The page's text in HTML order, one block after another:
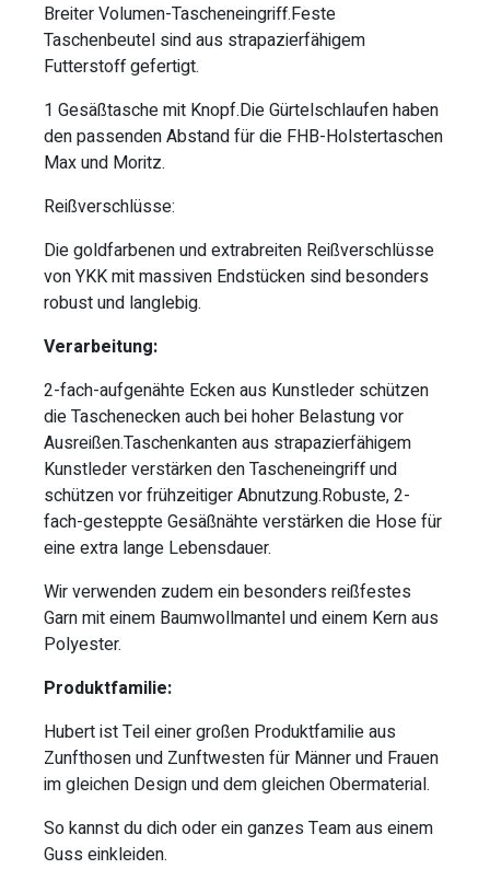
Breiter Volumen-Tascheneingriff.Feste
Taschenbeutel sind aus strapazierfähigem
Futterstoff gefertigt.
1 Gesäßtasche mit Knopf.Die Gürtelschlaufen haben
den passenden Abstand für die FHB-Holstertaschen
Max und Moritz.
Reißverschlüsse:
Die goldfarbenen und extrabreiten Reißverschlüsse
von YKK mit massiven Endstücken sind besonders
robust und langlebig.
Verarbeitung:
2-fach-aufgenähte Ecken aus Kunstleder schützen
die Taschenecken auch bei hoher Belastung vor
Ausreißen.Taschenkanten aus strapazierfähigem
Kunstleder verstärken den Tascheneingriff und
schützen vor frühzeitiger Abnutzung.Robuste, 2-
fach-gesteppte Gesäßnähte verstärken die Hose für
eine extra lange Lebensdauer.
Wir verwenden zudem ein besonders reißfestes
Garn mit einem Baumwollmantel und einem Kern aus
Polyester.
Produktfamilie:
Hubert ist Teil einer großen Produktfamilie aus
Zunfthosen und Zunftwesten für Männer und Frauen
im gleichen Design und dem gleichen Obermaterial.
So kannst du dich oder ein ganzes Team aus einem
Guss einkleiden.